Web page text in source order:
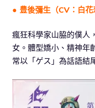
● 豊後彌生（CV：白花
瘋狂科學家山脇的僕人
女。體型嬌小、精神年
常以「ゲス」為話語結